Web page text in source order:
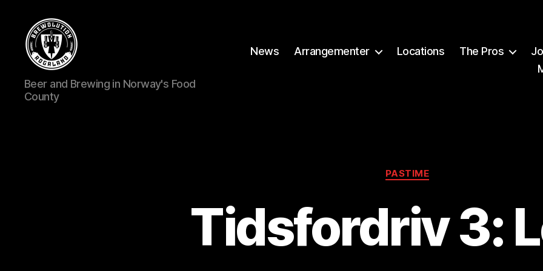
BREWOLUTION
ROGALAND
Beer and Brewing in Norway's Food
County
News Arrangementer Locations The Pros
Kategorier
PASTIME
Tidsfordriv 3:
r
e